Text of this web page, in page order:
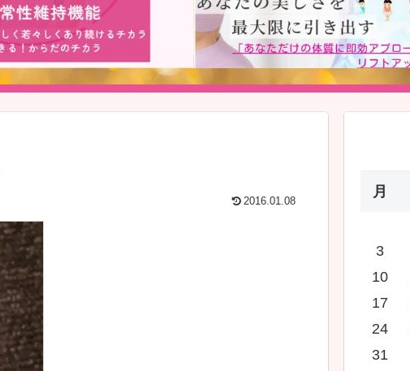
2016.01.08
月
3
10
17
24
31